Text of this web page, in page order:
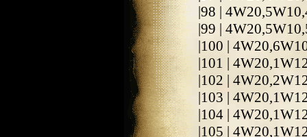
|98 |
|99 |
|100 |
|101 |
|102 |
|103 |
|104 |
|105 |